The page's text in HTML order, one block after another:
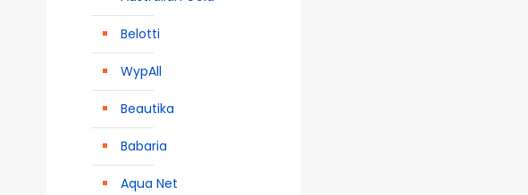
Belotti
WypAll
Beautika
Babaria
Aqua Net